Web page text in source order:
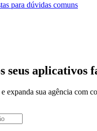
para dúvidas comuns
seus aplicativos
expanda sua agência com